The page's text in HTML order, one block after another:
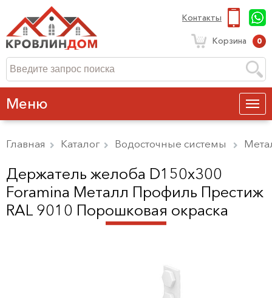
Контакты
Корзина 0
Меню
Главная Каталог Водосточные системы
Держатель желоба D150х300
Foramina Металл Профиль Престиж
RAL 9010 Порошковая окраска